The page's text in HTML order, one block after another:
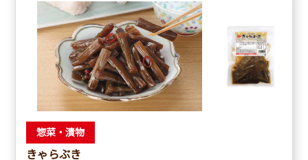
惣菜・漬物
きゃらぶき